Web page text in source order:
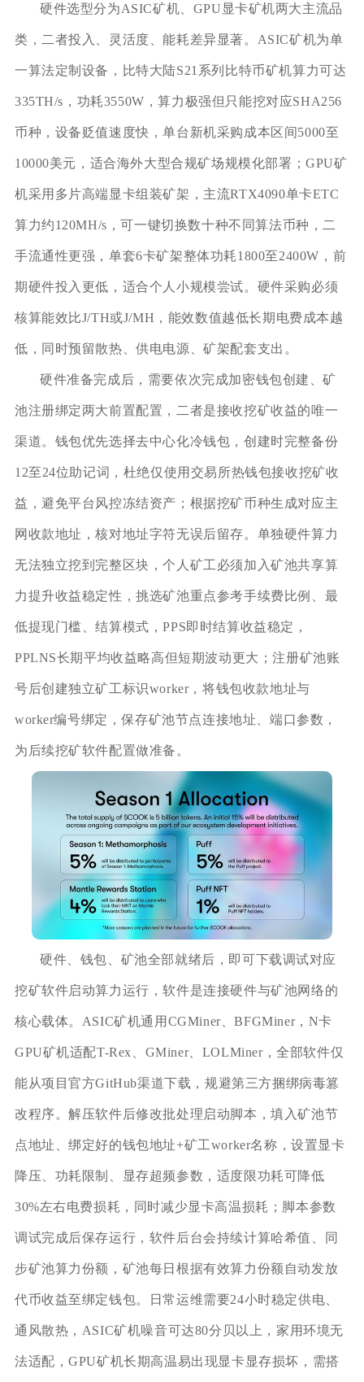
硬件选型分为ASIC矿机、GPU显卡矿机两大主流品
类，二者投入、灵活度、能耗差异显著。ASIC矿机为单
一算法定制设备，比特大陆S21系列比特币矿机算力可达
335TH/s，功耗3550W，算力极强但只能挖对应SHA256
币种，设备贬值速度快，单台新机采购成本区间5000至
10000美元，适合海外大型合规矿场规模化部署；GPU矿
机采用多片高端显卡组装矿架，主流RTX4090单卡ETC
算力约120MH/s，可一键切换数十种不同算法币种，二
手流通性更强，单套6卡矿架整体功耗1800至2400W，前
期硬件投入更低，适合个人小规模尝试。硬件采购必须
核算能效比J/TH或J/MH，能效数值越低长期电费成本越
低，同时预留散热、供电电源、矿架配套支出。
硬件准备完成后，需要依次完成加密钱包创建、矿
池注册绑定两大前置配置，二者是接收挖矿收益的唯一
渠道。钱包优先选择去中心化冷钱包，创建时完整备份
12至24位助记词，杜绝仅使用交易所热钱包接收挖矿收
益，避免平台风控冻结资产；根据挖矿币种生成对应主
网收款地址，核对地址字符无误后留存。单独硬件算力
无法独立挖到完整区块，个人矿工必须加入矿池共享算
力提升收益稳定性，挑选矿池重点参考手续费比例、最
低提现门槛、结算模式，PPS即时结算收益稳定，
PPLNS长期平均收益略高但短期波动更大；注册矿池账
号后创建独立矿工标识worker，将钱包收款地址与
worker编号绑定，保存矿池节点连接地址、端口参数，
为后续挖矿软件配置做准备。
硬件、钱包、矿池全部就绪后，即可下载调试对应
挖矿软件启动算力运行，软件是连接硬件与矿池网络的
核心载体。ASIC矿机通用CGMiner、BFGMiner，N卡
GPU矿机适配T-Rex、GMiner、LOLMiner，全部软件仅
能从项目官方GitHub渠道下载，规避第三方捆绑病毒篡
改程序。解压软件后修改批处理启动脚本，填入矿池节
点地址、绑定好的钱包地址+矿工worker名称，设置显卡
降压、功耗限制、显存超频参数，适度限功耗可降低
30%左右电费损耗，同时减少显卡高温损耗；脚本参数
调试完成后保存运行，软件后台会持续计算哈希值、同
步矿池算力份额，矿池每日根据有效算力份额自动发放
代币收益至绑定钱包。日常运维需要24小时稳定供电、
通风散热，ASIC矿机噪音可达80分贝以上，家用环境无
法适配，GPU矿机长期高温易出现显卡显存损坏，需搭